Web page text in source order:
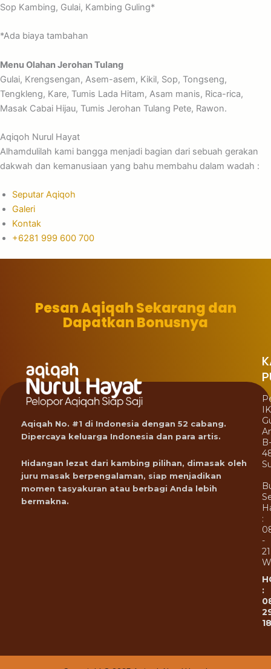
Sop Kambing, Gulai, Kambing Guling*
*Ada biaya tambahan
Menu Olahan Jerohan Tulang
Gulai, Krengsengan, Asem-asem, Kikil, Sop, Tongseng,
Tengkleng, Kare, Tumis Lada Hitam, Asam manis, Rica-rica,
Masak Cabai Hijau, Tumis Jerohan Tulang Pete, Rawon.
Aqiqoh Nurul Hayat
Alhamdulilah kami bangga menjadi bagian dari sebuah gerakan
dakwah dan kemanusiaan yang bahu membahu dalam wadah :
Seputar Aqiqoh
Galeri
Kontak
+6281 999 600 700
Pesan Aqiqah Sekarang dan
Dapatkan Bonusnya
Aqiqah No. #1 di Indonesia dengan 52 cabang.
Dipercaya keluarga Indonesia dan para artis.
Hidangan lezat dari kambing pilihan, dimasak oleh
juru masak berpengalaman, siap menjadikan
momen tasyakuran atau berbagi Anda lebih
bermakna.
B-
:
-
: